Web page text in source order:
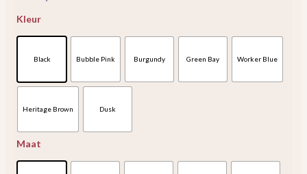
Kleur
Black Bubble Pink Burgundy Green Bay Worker Blue
Heritage Brown Dusk
Maat